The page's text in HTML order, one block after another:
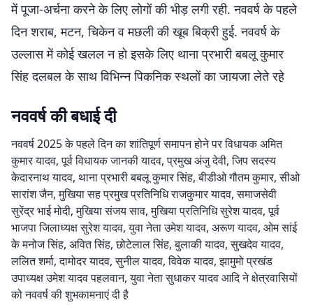
में पूजा-अर्चना करने के लिए लोगों की भीड़ लगी रही. नववर्ष के पहले
दिन शराब, मटन, चिकेन व मछली की खूब बिक्री हुई. नववर्ष के
उल्लास में कोई खलल न हो इसके लिए थाना प्रभारी बबलू कुमार
सिंह दलबल के साथ विभिन्न पिकनिक स्थलों का जायजा लेते रहे़
नववर्ष की बधाई दी
नववर्ष 2025 के पहले दिन का शांतिपूर्ण समापन होने पर विधायक अमित
कुमार यादव, पूर्व विधायक जानकी यादव, प्रमुख अंजु देवी, जिप सदस्य
केदारनाथ यादव, थाना प्रभारी बबलू कुमार सिंह, बीडीओ गौतम कुमार, सीओ
सारांश जैन, मुखिया सह प्रमुख प्रतिनिधि राजकुमार यादव, समाजसेवी
सुरेंद्र भाई मोदी, मुखिया संजय साव, मुखिया प्रतिनिधि सुरेश यादव, पूर्व
भाजपा जिलाध्यक्ष सुरेश यादव, युवा नेता उमेश यादव, अरूण यादव, ओम सांई
के मनोज सिंह, अवित सिंह, छोटेलाल सिंह, बुलाकी यादव, सुखदेव यादव,
ललित शर्मा, दामोदर यादव, सुनील यादव, विवेक यादव, झामुमो प्रखंड
उपाध्यक्ष उमेश यादव पहलवान, युवा नेता सुधाकर यादव आदि ने क्षेत्रवासियों
को नववर्ष की शुभकामनाएं दी है़